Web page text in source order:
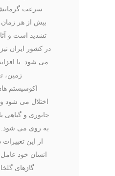
سرعت
بیش از هر
تشدید است و
در کشور ایران
می شود. با
زمین،
اکوسیستم
اختلال می شود
جانوری و گیاهی
به روی می شود.
از این
انسان خود
گازهای